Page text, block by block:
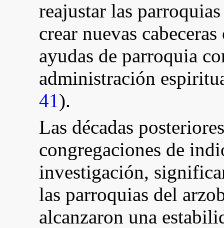
reajustar las
crear nuevas
ayudas de parroquia
administración
41).
Las décadas
congregaciones de
investigación,
las parroquias del
alcanzaron una